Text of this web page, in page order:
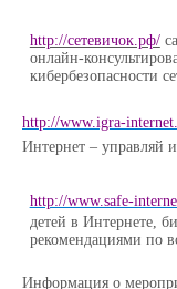
http://сетевичок.рф/
онлайн-
кибербезопасности
http://www.igra-
Интернет – управляй
http://www.safe-
детей в Интернете,
рекомендациями по
Информация о